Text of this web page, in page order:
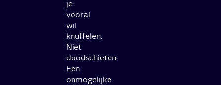
je
vooral
wil
knuffelen.
Niet
doodschieten.
Een
onmogelijke